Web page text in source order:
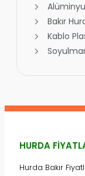
Bakır
Kablo
HURDA
Hurda Bakır